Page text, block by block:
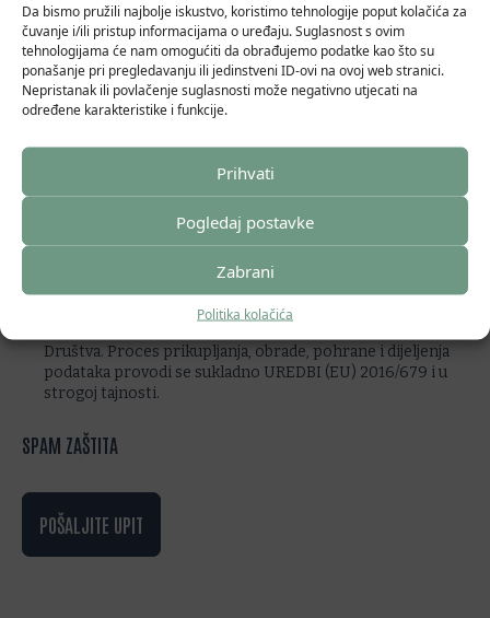
Da bismo pružili najbolje iskustvo, koristimo tehnologije poput kolačića za
čuvanje i/ili pristup informacijama o uređaju. Suglasnost s ovim
tehnologijama će nam omogućiti da obrađujemo podatke kao što su
ponašanje pri pregledavanju ili jedinstveni ID-ovi na ovoj web stranici.
Nepristanak ili povlačenje suglasnosti može negativno utjecati na
određene karakteristike i funkcije.
Prihvati
Zabrani
Pogledaj postavke
Politika kolačića
Slanjem ove kontakt forme suglasan/suglasna sam da BE-
ON Savjetovanje d.o.o. osobne podatke prikupljene ovim
upitom koristi isključivo u svrhu provođenja poslovnog
procesa - komunikacije, prikupljanja, obrade i pohrane
skladu s UREDBOM (EU) 2016/679. Prikupljeni i obrađeni
podatci mogu biti dijeljeni sa trećim stranama isključivo u
svrhu provođenja poslovnih procesa društva BE-ON
zadržava pravo slanja obavijesti/promotivnih obavijesti sa
Društva. Proces prikupljanja, obrade, pohrane i dijeljenja
podataka provodi se sukladno UREDBI (EU) 2016/679 i u
strogoj tajnosti.
SPAM ZAŠTITA
POŠALJITE UPIT